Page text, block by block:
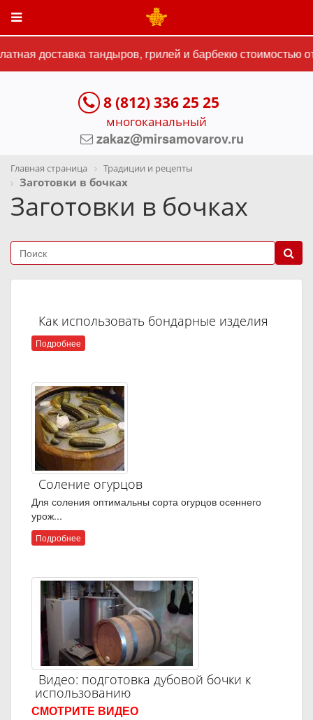
доставка тандыров, грилей и барбекю стоимостью от
8 (812) 336 25 25
многоканальный
zakaz@mirsamovarov.ru
Главная страница Традиции и рецепты
Заготовки в бочках
Заготовки в бочках
Как использовать бондарные изделия
Подробнее
Соление огурцов
Для соления оптимальны сорта огурцов осеннего
урож...
Подробнее
Видео: подготовка дубовой бочки к
использованию
СМОТРИТЕ ВИДЕО